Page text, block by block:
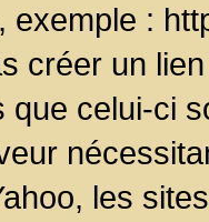
exemple :
créer un
que celui-ci
les